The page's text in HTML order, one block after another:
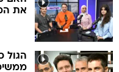
את
הגול